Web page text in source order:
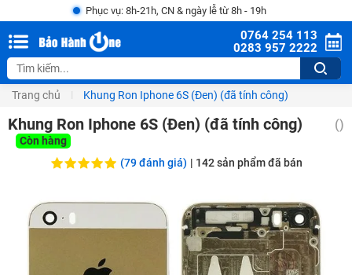
Phục vụ: 8h-21h, CN & ngày lễ từ 8h - 19h
0764 254 113
0283 957 2222
Trang chủ Khung Ron Iphone 6S (Đen) (đã tính công)
Khung Ron Iphone 6S (Đen) (đã tính công) ()
Còn hàng
(79 đánh giá) | 142sản phẩm đã bán